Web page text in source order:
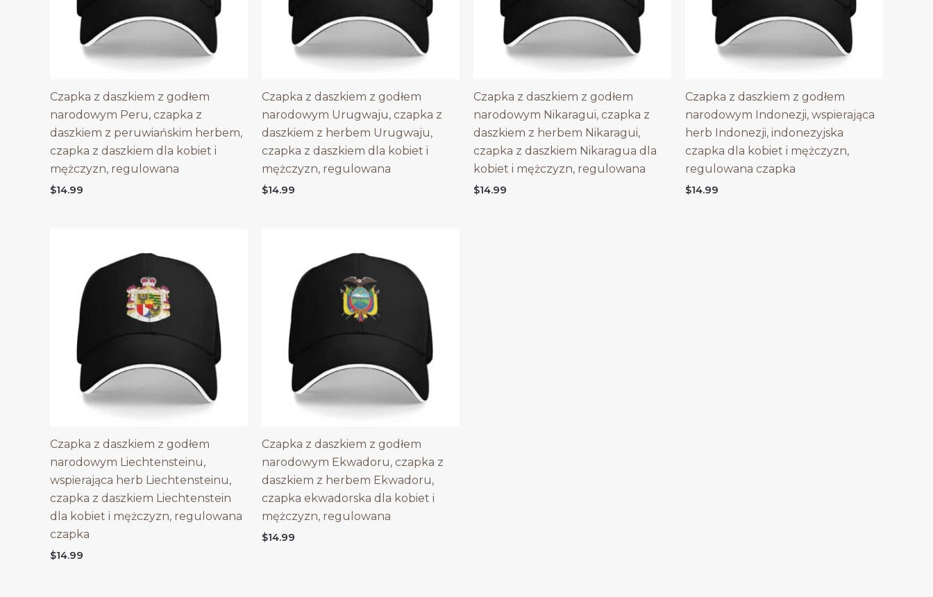
Czapka z daszkiem z godłem
narodowym Peru, czapka z
daszkiem z peruwiańskim herbem,
czapka z daszkiem dla kobiet i
mężczyzn, regulowana
$14.99
Czapka z daszkiem z godłem
narodowym Urugwaju, czapka z
daszkiem z herbem Urugwaju,
czapka z daszkiem dla kobiet i
mężczyzn, regulowana
$14.99
Czapka z daszkiem z godłem
narodowym Nikaragui, czapka z
daszkiem z herbem Nikaragui,
czapka z daszkiem Nikaragua dla
kobiet i mężczyzn, regulowana
$14.99
Czapka z daszkiem z godłem
narodowym Indonezji, wspierająca
herb Indonezji, indonezyjska
czapka dla kobiet i mężczyzn,
regulowana czapka
$14.99
Czapka z daszkiem z godłem
narodowym Liechtensteinu,
wspierająca herb Liechtensteinu,
czapka z daszkiem Liechtenstein
dla kobiet i mężczyzn, regulowana
czapka
$14.99
Czapka z daszkiem z godłem
narodowym Ekwadoru, czapka z
daszkiem z herbem Ekwadoru,
czapka ekwadorska dla kobiet i
mężczyzn, regulowana
$14.99